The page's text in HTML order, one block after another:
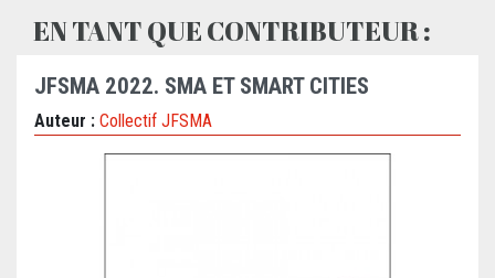
EN TANT QUE CONTRIBUTEUR :
JFSMA 2022. SMA ET SMART CITIES
Auteur : Collectif JFSMA